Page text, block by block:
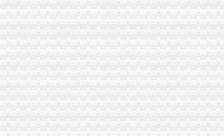
石柱局重庆代办公司为全县春耕春播保驾护航
万州局重庆代办营业执照查处一起商业贿赂案件
潼南局重庆代办公司四项措施贯彻执行《干部教育培训工作条例》
城口局开展农资市渝中区工商代办场联合整行动
万盛局渝中区工商代办结合解放思想大讨论出台促进非公有制经济发展十条措施
九龙坡局三项措施加成品油市重庆代办公司场专项整
高新园局重庆代办公司五个方面确保合同监管工作落到实处
化种子质量监测确保农民群众利益
人事处大力实施“走出去”重庆代办公司战略 帮助干部进一步“解放思想、更新观
大渡口局渝中区代办公司采取五条措施做好企业年检工作
郭翔副局长陪同市渝中区代办营业执照妇联和市直机关工委领导到经开局调研
单衍华副局渝中区代办营业执照长到綦江局调研
赴福建省挂职锻炼干部工作进展顺利